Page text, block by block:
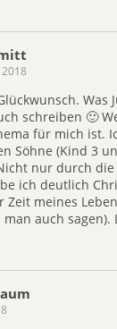
Was
schreiben 🙂
für mich ist.
Söhne (Kind 3
nur durch
ich deutlich
Zeit meines
auch sagen).